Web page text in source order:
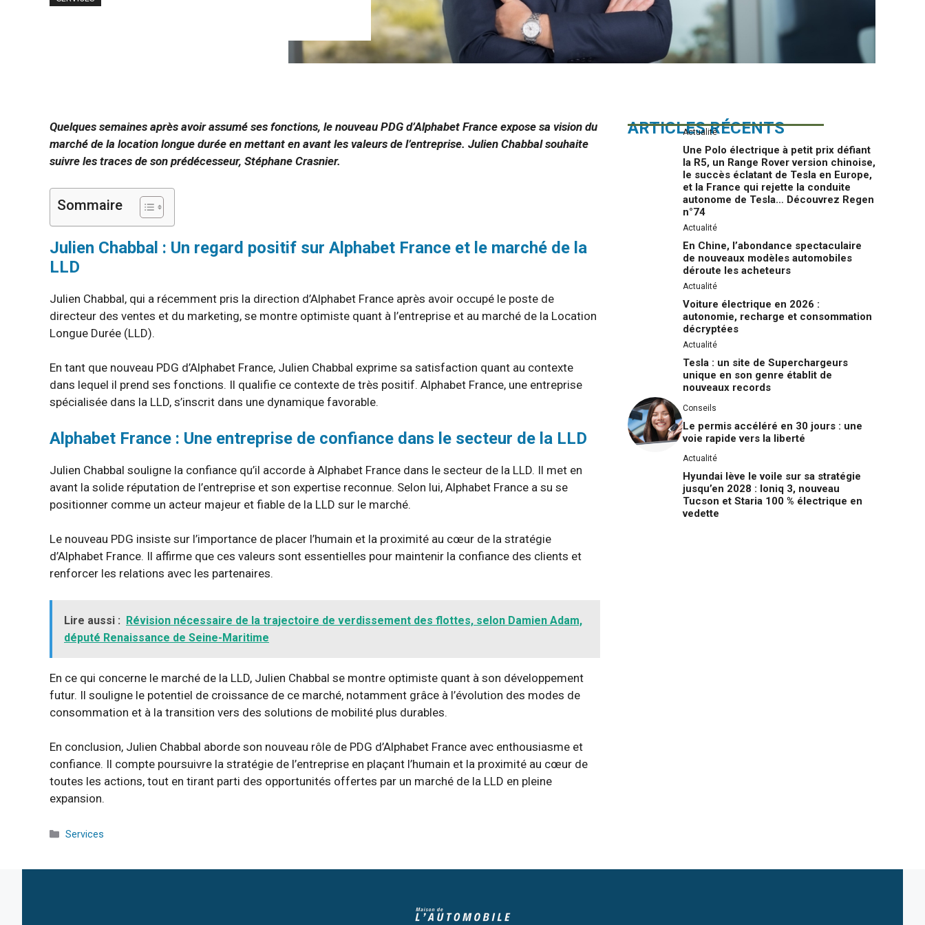
Quelques semaines après avoir assumé ses fonctions, le nouveau PDG d’Alphabet France expose sa vision du
marché de la location longue durée en mettant en avant les valeurs de l’entreprise. Julien Chabbal souhaite
suivre les traces de son prédécesseur, Stéphane Crasnier.
Sommaire
Julien Chabbal : Un regard positif sur Alphabet France et le marché de la
LLD
Julien Chabbal, qui a récemment pris la direction d’Alphabet France après avoir occupé le poste de
directeur des ventes et du marketing, se montre optimiste quant à l’entreprise et au marché de la Location
Longue Durée (LLD).
En tant que nouveau PDG d’Alphabet France, Julien Chabbal exprime sa satisfaction quant au contexte
dans lequel il prend ses fonctions. Il qualifie ce contexte de très positif. Alphabet France, une entreprise
spécialisée dans la LLD, s’inscrit dans une dynamique favorable.
Alphabet France : Une entreprise de confiance dans le secteur de la LLD
Julien Chabbal souligne la confiance qu’il accorde à Alphabet France dans le secteur de la LLD. Il met en
avant la solide réputation de l’entreprise et son expertise reconnue. Selon lui, Alphabet France a su se
positionner comme un acteur majeur et fiable de la LLD sur le marché.
Le nouveau PDG insiste sur l’importance de placer l’humain et la proximité au cœur de la stratégie
d’Alphabet France. Il affirme que ces valeurs sont essentielles pour maintenir la confiance des clients et
renforcer les relations avec les partenaires.
Lire aussi : Révision nécessaire de la trajectoire de verdissement des flottes, selon Damien Adam,
député Renaissance de Seine-Maritime
En ce qui concerne le marché de la LLD, Julien Chabbal se montre optimiste quant à son développement
futur. Il souligne le potentiel de croissance de ce marché, notamment grâce à l’évolution des modes de
consommation et à la transition vers des solutions de mobilité plus durables.
En conclusion, Julien Chabbal aborde son nouveau rôle de PDG d’Alphabet France avec enthousiasme et
confiance. Il compte poursuivre la stratégie de l’entreprise en plaçant l’humain et la proximité au cœur de
toutes les actions, tout en tirant parti des opportunités offertes par un marché de la LLD en pleine
expansion.
Catégories
Services
ARTICLES RÉCENTS
Actualité
Une Polo électrique à petit prix défiant
la R5, un Range Rover version chinoise,
le succès éclatant de Tesla en Europe,
et la France qui rejette la conduite
autonome de Tesla… Découvrez Regen
n°74
Actualité
En Chine, l’abondance spectaculaire
de nouveaux modèles automobiles
déroute les acheteurs
Actualité
Voiture électrique en 2026 :
autonomie, recharge et consommation
décryptées
Actualité
Tesla : un site de Superchargeurs
unique en son genre établit de
nouveaux records
Conseils
Le permis accéléré en 30 jours : une
voie rapide vers la liberté
Actualité
Hyundai lève le voile sur sa stratégie
jusqu’en 2028 : Ioniq 3, nouveau
Tucson et Staria 100 % électrique en
vedette